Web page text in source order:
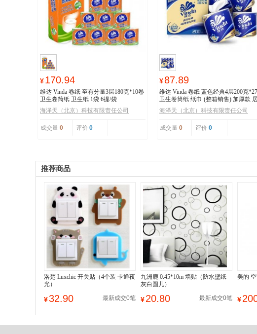
¥170.94
维达 Vinda 卷纸 至有分量3层180克*10卷
卫生卷筒纸 卫生纸 1袋 6提/袋
海泽天（北京）科技有限责任公司
成交量 0 评价 0
¥87.89
维达 Vinda 卷纸 蓝色经典4层200克
卫生卷筒纸 纸巾 (整箱销售) 加厚款
必备
海泽天（北京）科技有限责任公司
成交量 0 评价 0
推荐商品
洛楚 Luxchic 开关贴（4个装 卡通夜
光）
¥32.90 最新成交0笔
九洲鹿 0.45*10m 墙贴（防水壁纸
灰白圆儿）
¥20.80 最新成交0笔
美的
¥